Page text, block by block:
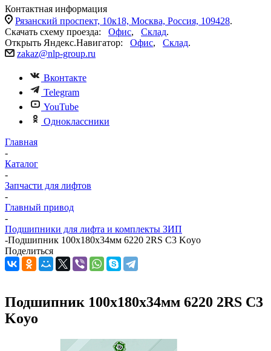
Контактная информация
Рязанский проспект, 10к18, Москва, Россия, 109428.
Скачать схему проезда: Офис, Склад.
Открыть Яндекс.Навигатор: Офис, Склад.
zakaz@nlp-group.ru
Вконтакте
Telegram
YouTube
Одноклассники
Главная
-
Каталог
-
Запчасти для лифтов
-
Главный привод
-
Подшипники для лифта и комплекты ЗИП
-Подшипник 100х180х34мм 6220 2RS C3 Koyo
Поделиться
Подшипник 100х180х34мм 6220 2RS C3
Koyo